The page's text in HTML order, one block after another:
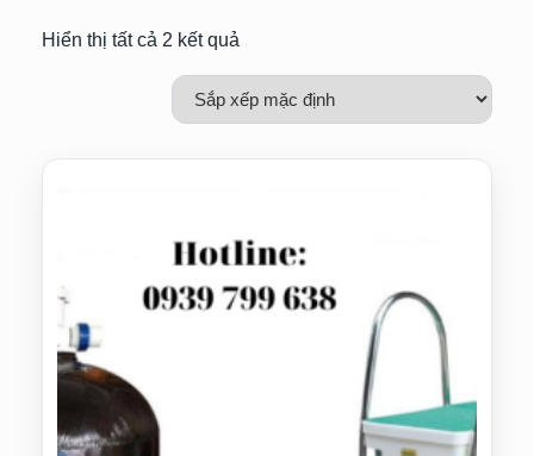
Hiển thị tất cả 2 kết quả